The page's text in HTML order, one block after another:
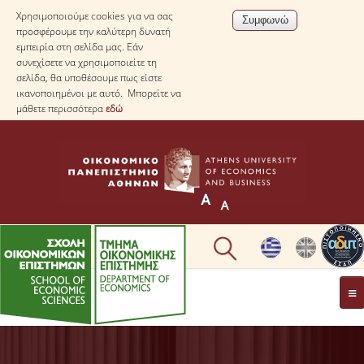
Χρησιμοποιούμε cookies για να σας
προσφέρουμε την καλύτερη δυνατή
εμπειρία στη σελίδα μας. Εάν
συνεχίσετε να χρησιμοποιείτε τη
σελίδα, θα υποθέσουμε πως είστε
ικανοποιημένοι με αυτό. Μπορείτε να
μάθετε περισσότεραεδώ
ΤΟ TΜΗΜΑ